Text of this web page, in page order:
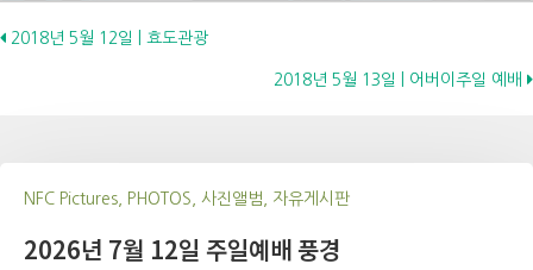
Posts
2018년 5월 12일 | 효도관광
2018년 5월 13일 | 어버이주일 예배
NFC Pictures, PHOTOS, 사진앨범, 자유게시판
2026년 7월 12일 주일예배 풍경